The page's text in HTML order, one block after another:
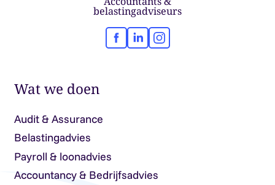
belastingadviseurs
Facebook
LinkedInInstagram
Wat we doen
Audit & Assurance
Belastingadvies
Payroll & loonadvies
Accountancy & Bedrijfsadvies